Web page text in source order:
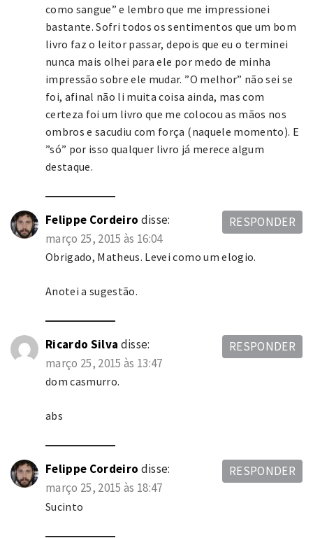
como sangue” e lembro que me impressionei
bastante. Sofri todos os sentimentos que um bom
livro faz o leitor passar, depois que eu o terminei
nunca mais olhei para ele por medo de minha
impressão sobre ele mudar. ”O melhor” não sei se
foi, afinal não li muita coisa ainda, mas com
certeza foi um livro que me colocou as mãos nos
ombros e sacudiu com força (naquele momento). E
”só” por isso qualquer livro já merece algum
destaque.
Felippe Cordeiro disse:
março 25, 2015 às 16:04
Obrigado, Matheus. Levei como um elogio.
Anotei a sugestão.
RESPONDER
Ricardo Silva disse:
março 25, 2015 às 13:47
dom casmurro.
abs
RESPONDER
Felippe Cordeiro disse:
março 25, 2015 às 18:47
Sucinto
RESPONDER